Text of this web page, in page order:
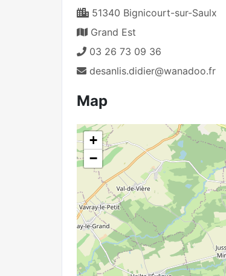
51340 Bignicourt-sur-Saulx
Grand Est
03 26 73 09 36
desanlis.didier@wanadoo.fr
Map
+
−